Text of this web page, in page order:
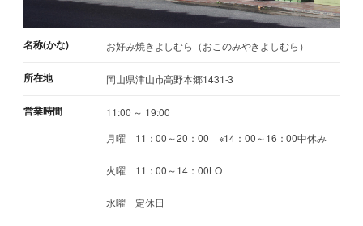
名称(かな) お好み焼きよしむら（おこのみやきよしむら）
所在地 岡山県津山市高野本郷1431-3
営業時間
11:00 ～ 19:00
月曜 11：00～20：00 ※14：00～16：00中休み
火曜 11：00～14：00LO
水曜 定休日